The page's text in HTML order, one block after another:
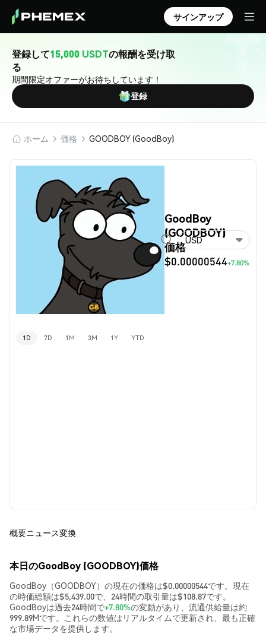
サインアップ
登録して15,000 USDTの報酬を受け取
る
期間限定オファーがお待ちしています！
登録
ホーム 価格 GOODBOY (GoodBoy)
GoodBoy
(GOODBOY)
価格
$0.00000544+7.80%
USD
1D 7D 1M 3M 1Y YTD
概要ニュース変換
本日のGoodBoy (GOODBOY)価格
GoodBoy（GOODBOY）の現在の価格は$0.00000544です。現在
の時価総額は$5,439.00で、24時間の取引量は$108.87です。
GoodBoyは過去24時間で+7.80%の変動があり、流通供給量は約
999.89Mです。これらの数値はリアルタイムで更新され、最も正確
な市場データを提供します。